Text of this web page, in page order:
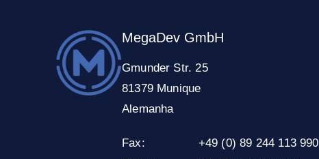
MegaDev GmbH
Gmunder Str. 25
81379 Munique
Alemanha
Fax:
+49 (0) 89 244 113 990